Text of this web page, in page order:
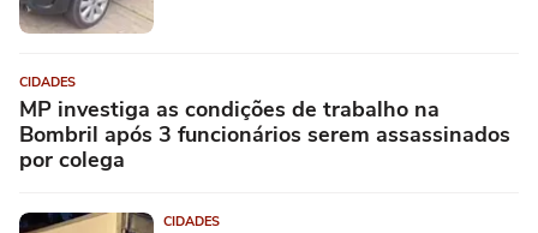
CIDADES
MP investiga as condições de trabalho na
Bombril após 3 funcionários serem assassinados
por colega
CIDADES